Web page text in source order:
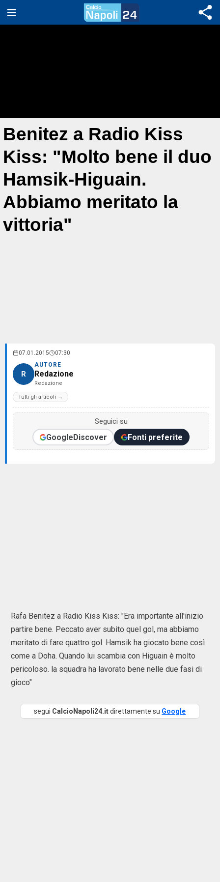
Benitez a Radio Kiss
Kiss: "Molto bene il duo
Hamsik-Higuain.
Abbiamo meritato la
vittoria"
07.01.2015 07:30
R
AUTORE
Redazione
Redazione
Tutti gli articoli →
Seguici su
GoogleDiscover Fonti preferite
Rafa Benitez a Radio Kiss Kiss: "Era importante all'inizio
partire bene. Peccato aver subito quel gol, ma abbiamo
meritato di fare quattro gol. Hamsik ha giocato bene così
come a Doha. Quando lui scambia con Higuain è molto
pericoloso. la squadra ha lavorato bene nelle due fasi di
gioco"
segui CalcioNapoli24.itdirettamente su Google